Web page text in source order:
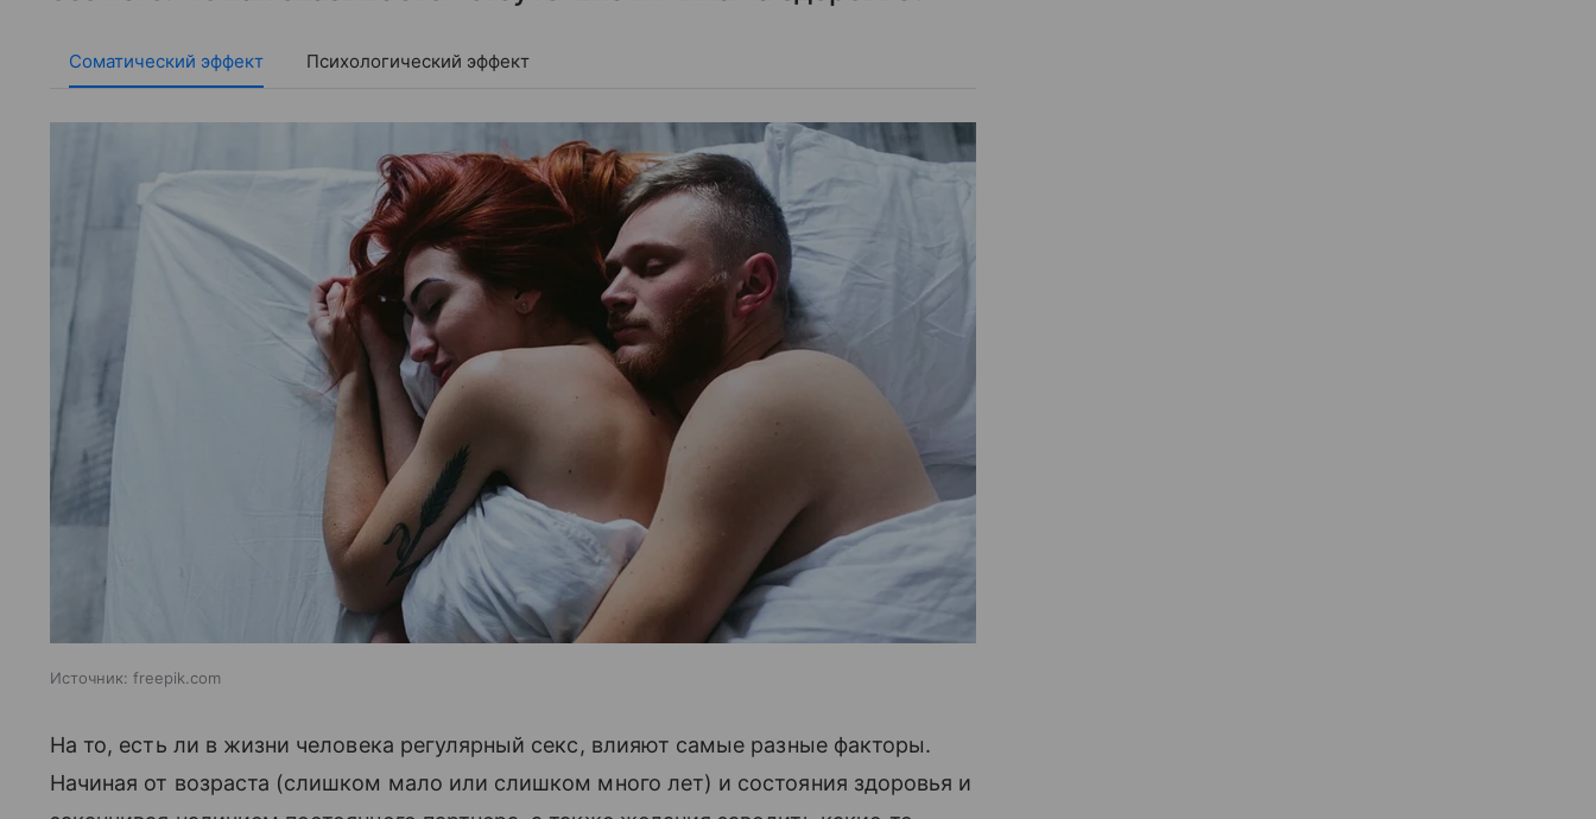
Соматический эффект Психологический эффект
Источник: freepik.com
На то, есть ли в жизни человека регулярный секс, влияют самые разные факторы.
Начиная от возраста (слишком мало или слишком много лет) и состояния здоровья и